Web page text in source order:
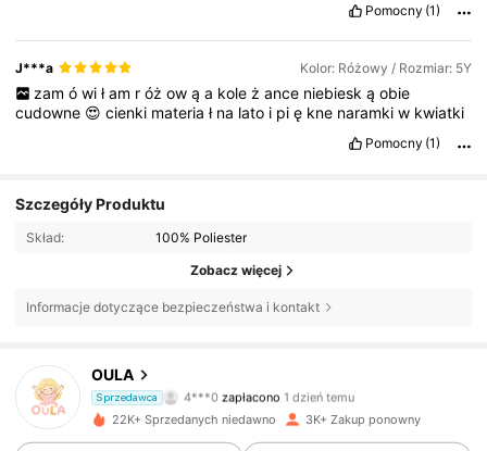
Pomocny (1)
J***a Kolor: Różowy / Rozmiar: 5Y
zam ó wi łam r óż ow ą a kole ż ance niebiesk ą obie
cudowne 😍cienki materiał na lato i pię kne naramkiw kwiatki
Pomocny (1)
Szczegóły Produktu
Skład: 100% Poliester
Zobacz więcej
Informacje dotyczące bezpieczeństwa i kontakt
OULA
Sprzedawca
4***0 zapłacono 1 dzień temu
l***e zaobserwował(-a)1 dzień temu
4,89
638 Obserwujący
22K+ Sprzedanych niedawno 3K+ Zakup ponowny